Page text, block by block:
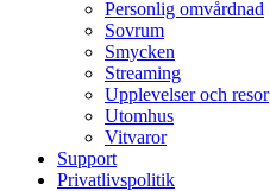
Personlig omvårdnad
Sovrum
Smycken
Streaming
Upplevelser och resor
Utomhus
Vitvaror
Support
Privatlivspolitik